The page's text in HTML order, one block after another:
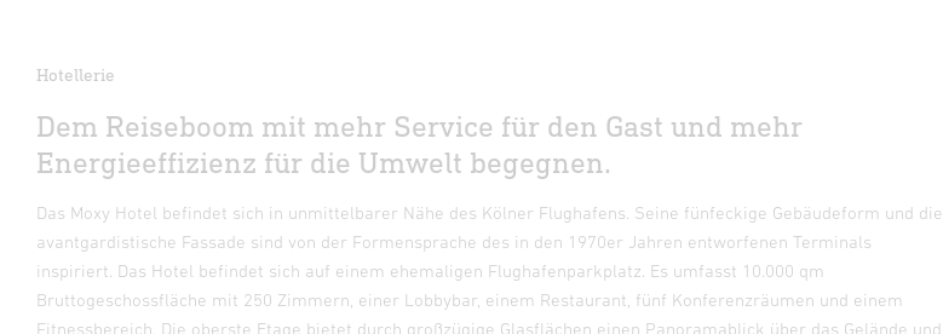
Hotellerie
Dem Reiseboom mit mehr Service für den Gast und mehr
Energieeffizienz für die Umwelt begegnen.
Das Moxy Hotel befindet sich in unmittelbarer Nähe des Kölner Flughafens. Seine fünfeckige Gebäudeform und die
avantgardistische Fassade sind von der Formensprache des in den 1970er Jahren entworfenen Terminals
inspiriert. Das Hotel befindet sich auf einem ehemaligen Flughafenparkplatz. Es umfasst 10.000 qm
Bruttogeschossfläche mit 250 Zimmern, einer Lobbybar, einem Restaurant, fünf Konferenzräumen und einem
Fitnessbereich. Die oberste Etage bietet durch großzügige Glasflächen einen Panoramablick über das Gelände und